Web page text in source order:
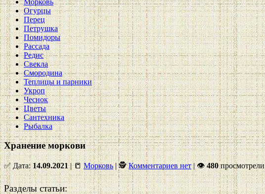
Морковь
Огурцы
Перец
Петрушка
Помидоры
Рассада
Редис
Свекла
Смородина
Теплицы и парники
Укроп
Чеснок
Цветы
Сантехника
Рыбалка
Хранение моркови
✅ Дата:14.09.2021| 📒Морковь| 🕵Комментариев нет|👁480просмотрели
Разделы статьи: